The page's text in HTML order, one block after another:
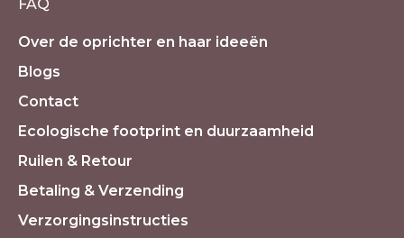
FAQ
Over de oprichter en haar ideeën
Blogs
Contact
Ecologische footprint en duurzaamheid
Ruilen & Retour
Betaling & Verzending
Verzorgingsinstructies